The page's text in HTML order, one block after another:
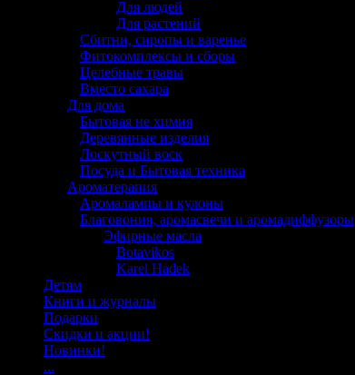
Для людей
Для растений
Сбитни, сиропы и варенье
Фитокомплексы и сборы
Целебные травы
Вместо сахара
Для дома
Бытовая не химия
Деревянные изделия
Лоскутный воск
Посуда и Бытовая техника
Ароматерапия
Аромалампы и кулоны
Благовония, аромасвечи и аромадиффузоры
Эфирные масла
Botavikos
Karel Hadek
Детям
Книги и журналы
Подарки
Скидки и акции!
Новинки!
...